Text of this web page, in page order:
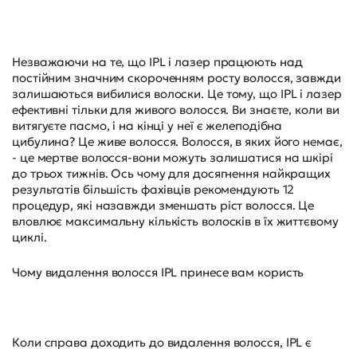
Незважаючи на те, що IPL і лазер працюють над
постійним значним скороченням росту волосся, завжди
залишаються вибилися волоски. Це тому, що IPL і лазер
ефективні тільки для живого волосся. Ви знаєте, коли ви
витягуєте пасмо, і на кінці у неї є желеподібна
цибулина? Це живе волосся. Волосся, в яких його немає,
- це мертве волосся-вони можуть залишатися на шкірі
до трьох тижнів. Ось чому для досягнення найкращих
результатів більшість фахівців рекомендують 12
процедур, які назавжди зменшать ріст волосся. Це
вловлює максимальну кількість волосків в їх життєвому
циклі.
Чому видалення волосся IPL принесе вам користь
Коли справа доходить до видалення волосся, IPL є